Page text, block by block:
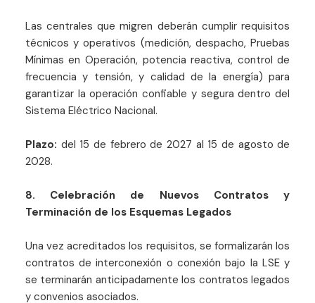
Las centrales que migren deberán cumplir requisitos
técnicos y operativos (medición, despacho, Pruebas
Mínimas en Operación, potencia reactiva, control de
frecuencia y tensión, y calidad de la energía) para
garantizar la operación confiable y segura dentro del
Sistema Eléctrico Nacional.
Plazo: del 15 de febrero de 2027 al 15 de agosto de
2028.
8. Celebración de Nuevos Contratos y
Terminación de los Esquemas Legados
Una vez acreditados los requisitos, se formalizarán los
contratos de interconexión o conexión bajo la LSE y
se terminarán anticipadamente los contratos legados
y convenios asociados.